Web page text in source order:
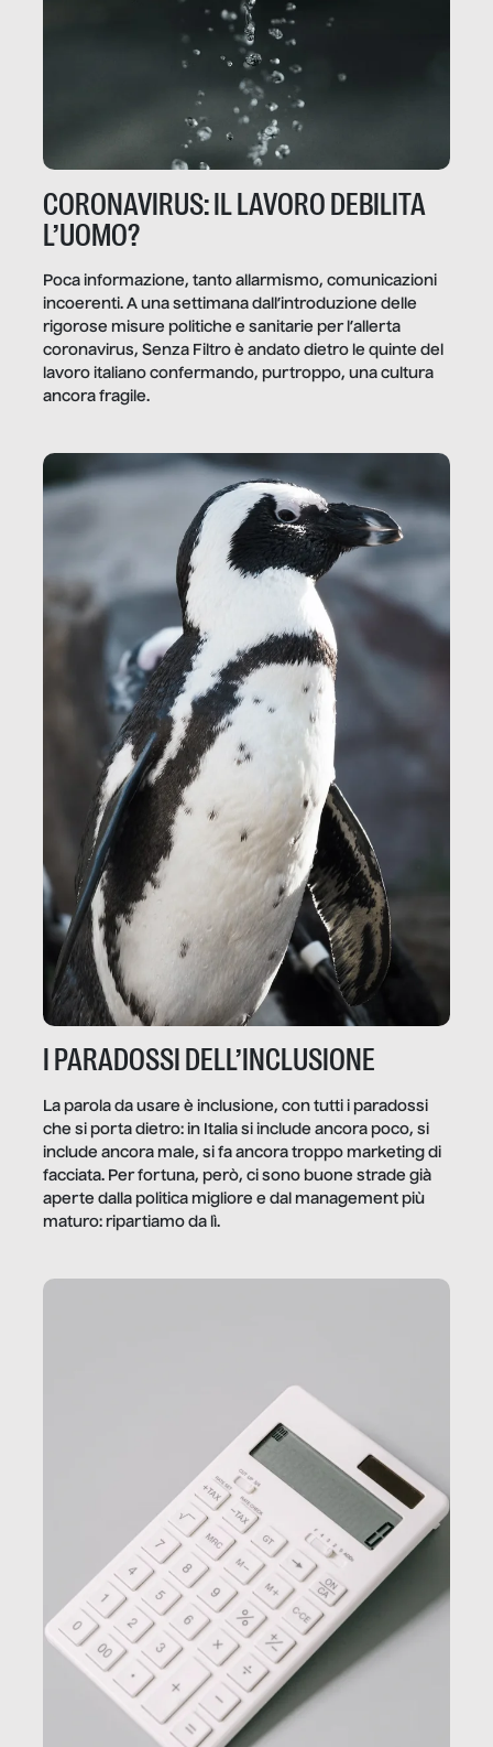
CORONAVIRUS: IL LAVORO DEBILITA
L’UOMO?
Poca informazione, tanto allarmismo, comunicazioni
incoerenti. A una settimana dall’introduzione delle
rigorose misure politiche e sanitarie per l’allerta
coronavirus, Senza Filtro è andato dietro le quinte del
lavoro italiano confermando, purtroppo, una cultura
ancora fragile.
I PARADOSSI DELL’INCLUSIONE
La parola da usare è inclusione, con tutti i paradossi
che si porta dietro: in Italia si include ancora poco, si
include ancora male, si fa ancora troppo marketing di
facciata. Per fortuna, però, ci sono buone strade già
aperte dalla politica migliore e dal management più
maturo: ripartiamo da lì.